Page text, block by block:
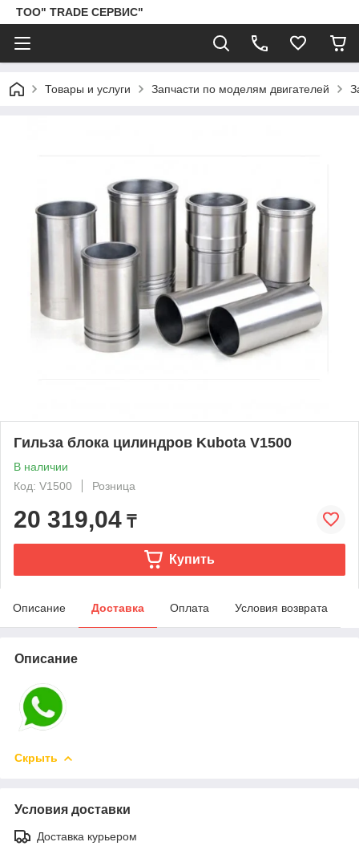
ТОО" TRADE СЕРВИС"
Товары и услуги Запчасти по моделям двигателей
Гильза блока цилиндров Kubota V1500
В наличии
Код: V1500
Розница
20 319,04 ₸
Купить
Описание Доставка Оплата Условия возврата
Описание
Скрыть
Условия доставки
Доставка курьером